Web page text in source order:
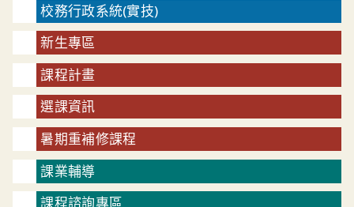
校務行政系統(實技)
新生專區
課程計畫
選課資訊
暑期重補修課程
課業輔導
課程諮詢專區